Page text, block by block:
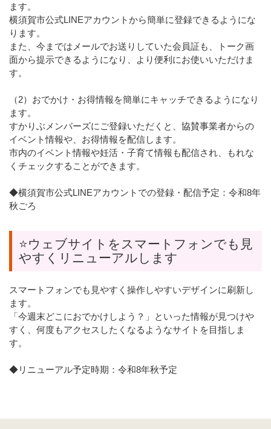
ます。
横須賀市公式LINEアカウントから簡単に登録できるようにな
ります。
また、今まではメールでお送りしていた会員証も、トーク画
面から提示できるようになり、より便利にお使いいただけま
す。
（2）おでかけ・お得情報を簡単にキャッチできるようになり
ます。
すかりぶメンバーズにご登録いただくと、協賛事業者からの
イベント情報や、お得情報を配信します。
市内のイベント情報や妊活・子育て情報も配信され、もれな
くチェックすることができます。
◆横須賀市公式LINEアカウントでの登録・配信予定：令和8年
秋ごろ
⭐ウェブサイトをスマートフォンでも見
やすくリニューアルします
スマートフォンでも見やすく操作しやすいデザインに刷新し
ます。
「今週末どこにおでかけしよう？」といった情報が見つけや
すく、何度もアクセスしたくなるようなサイトを目指しま
す。
◆リニューアル予定時期：令和8年秋予定